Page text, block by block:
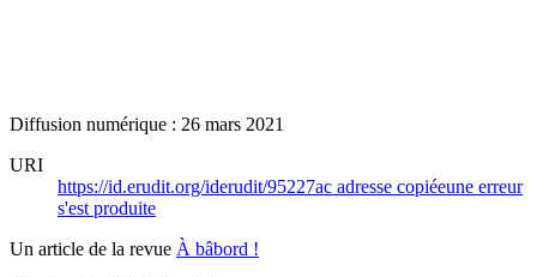
Diffusion numérique : 26 mars 2021
URI
https://id.erudit.org/iderudit/95227ac adresse copiéeune erreur
s'est produite
Un article de la revue À bâbord !